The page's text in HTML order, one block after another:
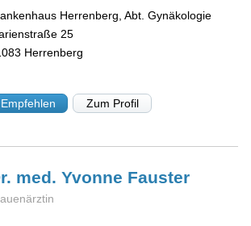
Herrenberg, Abt. Gynäkologie
25
Herrenberg
Empfehlen Zum Profil
med. Yvonne Fauster